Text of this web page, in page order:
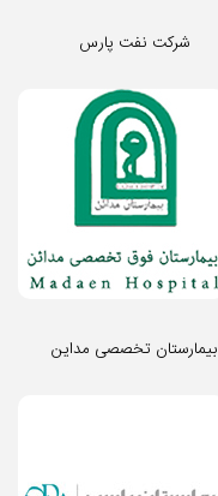
شرکت نفت پارس
بیمارستان تخصصی مداین